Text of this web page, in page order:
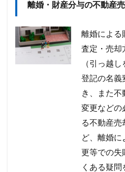
離婚・財産分与の不動産
離婚による
査定・売却
（引っ越
登記の名義
き、また不
変更などの
る不動産売
ど、離婚に
更等での失
くある疑問